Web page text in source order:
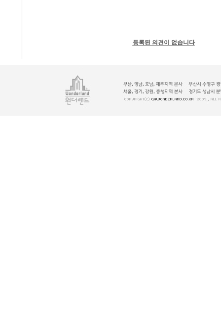
등록된 의견이 없습니다